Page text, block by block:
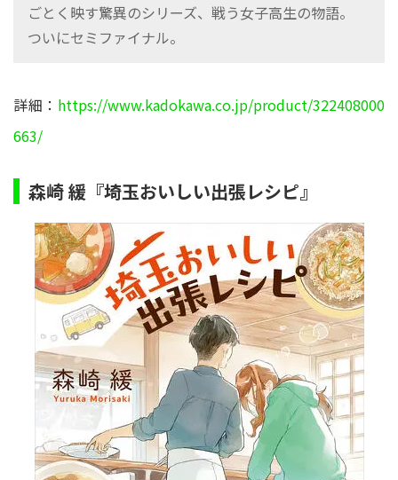
ごとく映す驚異のシリーズ、戦う女子高生の物語。
ついにセミファイナル。
詳細： https://www.kadokawa.co.jp/product/322408000
663/
森崎 緩『埼玉おいしい出張レシピ』